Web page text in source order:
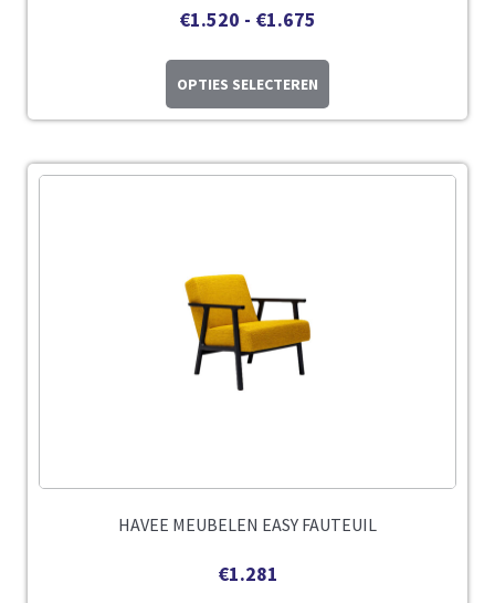
€1.520 - €1.675
OPTIES SELECTEREN
HAVEE MEUBELEN EASY FAUTEUIL
€1.281